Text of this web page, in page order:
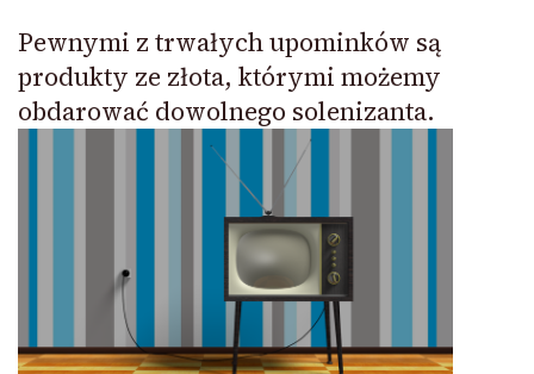
Pewnymi z trwałych upominków są
produkty ze złota, którymi możemy
obdarować dowolnego solenizanta.